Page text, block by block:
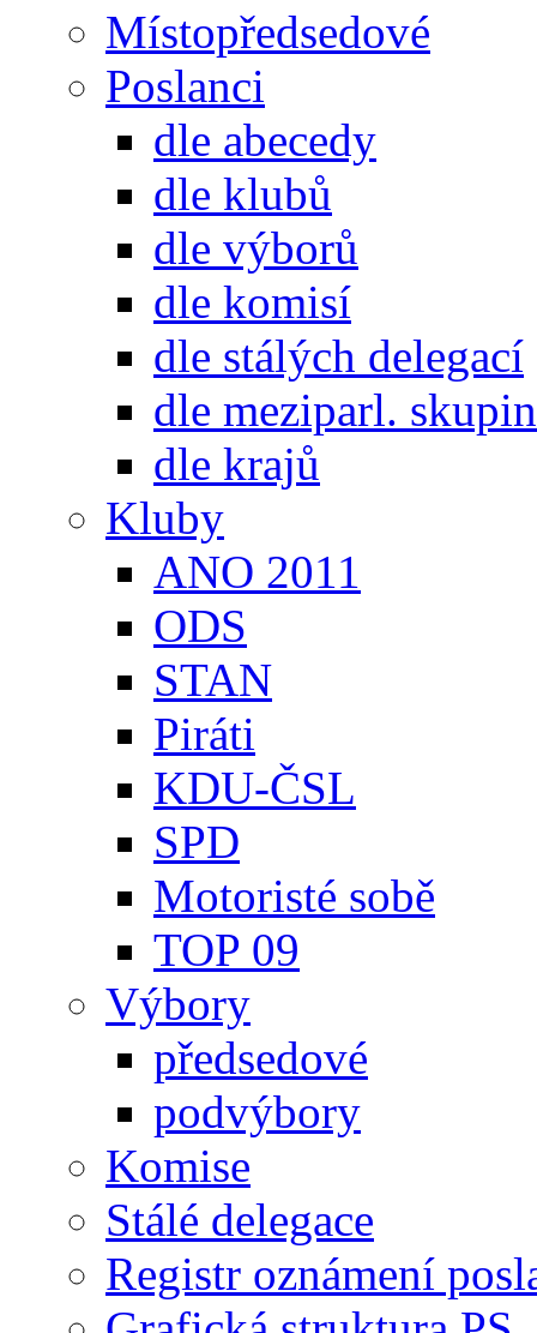
Místopředsedové
Poslanci
dle abecedy
dle klubů
dle výborů
dle komisí
dle stálých delegací
dle meziparl. skupin
dle krajů
Kluby
ANO 2011
ODS
STAN
Piráti
KDU-ČSL
SPD
Motoristé sobě
TOP 09
Výbory
předsedové
podvýbory
Komise
Stálé delegace
Registr oznámení